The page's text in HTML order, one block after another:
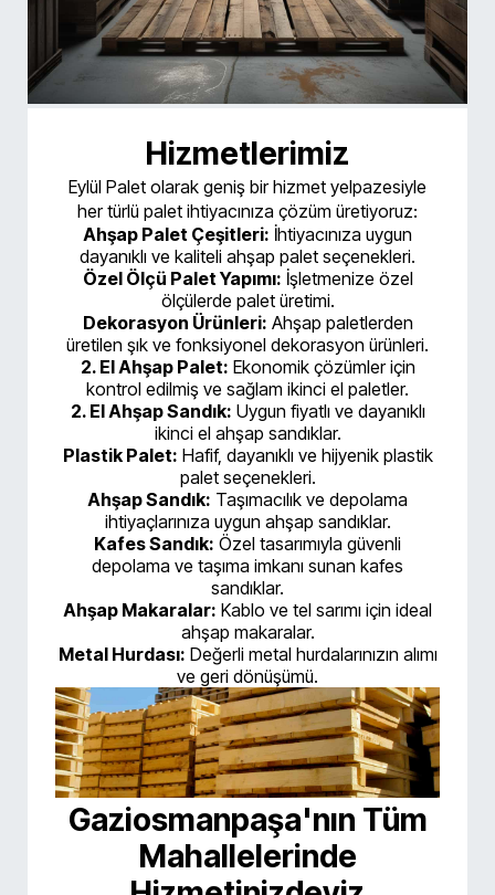
Hizmetlerimiz
Eylül Palet olarak geniş bir hizmet yelpazesiyle
her türlü palet ihtiyacınıza çözüm üretiyoruz:
Ahşap Palet Çeşitleri: İhtiyacınıza uygun
dayanıklı ve kaliteli ahşap palet seçenekleri.
Özel Ölçü Palet Yapımı: İşletmenize özel
ölçülerde palet üretimi.
Dekorasyon Ürünleri: Ahşap paletlerden
üretilen şık ve fonksiyonel dekorasyon ürünleri.
2. El Ahşap Palet: Ekonomik çözümler için
kontrol edilmiş ve sağlam ikinci el paletler.
2. El Ahşap Sandık: Uygun fiyatlı ve dayanıklı
ikinci el ahşap sandıklar.
Plastik Palet: Hafif, dayanıklı ve hijyenik plastik
palet seçenekleri.
Ahşap Sandık: Taşımacılık ve depolama
ihtiyaçlarınıza uygun ahşap sandıklar.
Kafes Sandık: Özel tasarımıyla güvenli
depolama ve taşıma imkanı sunan kafes
sandıklar.
Ahşap Makaralar: Kablo ve tel sarımı için ideal
ahşap makaralar.
Metal Hurdası: Değerli metal hurdalarınızın alımı
ve geri dönüşümü.
Gaziosmanpaşa'nın Tüm
Mahallelerinde